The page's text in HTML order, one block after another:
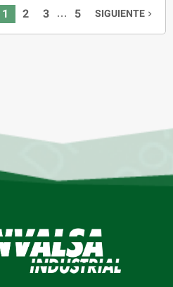
1
2 3 … 5 SIGUIENTE 